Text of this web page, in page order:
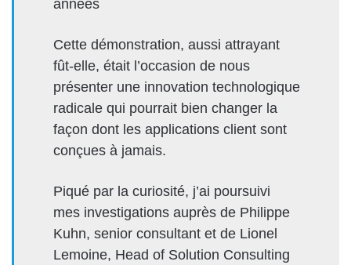
années
Cette démonstration, aussi attrayant
fût-elle, était l’occasion de nous
présen­ter une inno­va­tion tech­nologique
rad­i­cale qui pour­rait bien chang­er la
façon dont les appli­ca­tions client sont
conçues à jamais.
Piqué par la curiosité, j’ai pour­suivi
mes inves­ti­ga­tions auprès de Philippe
Kuhn, senior con­sul­tant et de Lionel
Lemoine, Head of Solu­tion Con­sult­ing